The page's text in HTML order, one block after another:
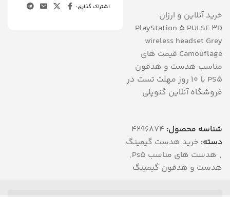
خرید آنلاین و ارزان
PlayStation 5 PULSE 3D
wireless headset Grey
Camouflage قیمت های
مناسب هدست و هدفون
PS5 با ۱۰ روز مهلت تست در
فروشگاه آنلاین گنوپلی
شناسه محصول: 4296874
دسته: خرید هدست گیمینگ
, هدست های مناسب Ps5
,
هدست و هدفون گیمینگ
اشتراک گذاری: